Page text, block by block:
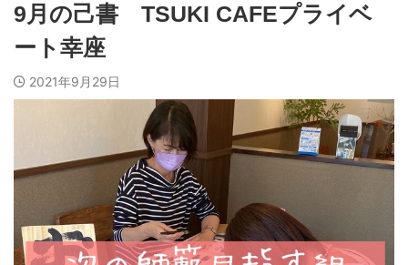
9月の己書 TSUKI CAFEプライベ
ート幸座
2021年9月29日